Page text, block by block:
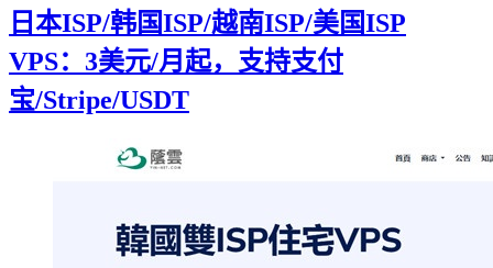
日本ISP/韩国ISP/越南ISP/美国ISP
VPS：3美元/月起，支持支付
宝/Stripe/USDT